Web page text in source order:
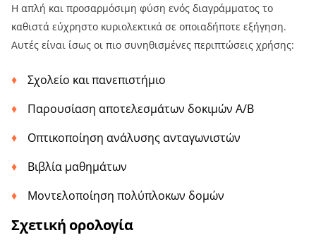
Η απλή και προσαρμόσιμη φύση ενός διαγράμματος το
καθιστά εύχρηστο κυριολεκτικά σε οποιαδήποτε εξήγηση.
Αυτές είναι ίσως οι πιο συνηθισμένες περιπτώσεις χρήσης:
Σχολείο και πανεπιστήμιο
Παρουσίαση αποτελεσμάτων δοκιμών A/B
Οπτικοποίηση ανάλυσης ανταγωνιστών
Βιβλία μαθημάτων
Μοντελοποίηση πολύπλοκων δομών
Σχετική ορολογία